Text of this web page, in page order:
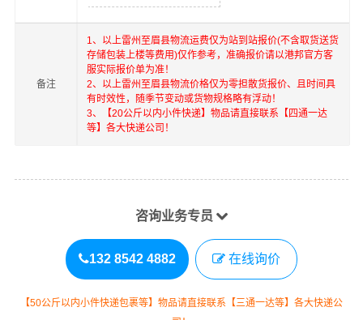
备注
1、以上雷州 至眉县物流运费仅为站到站报价(不含取货送货
存储包装上楼等费用)仅作参考，准确报价请以港邦官方客
服实际报价单为准！
2、以上雷州 至眉县物流价格仅为零担散货报价、且时间具
有时效性，随季节变动或货物规格略有浮动！
3、【20公斤以内小件快递】物品请直接联系【四通一达
等】各大快递公司！
咨询业务专员
132 8542 4882 在线询价
【50公斤以内小件快递包裹等】物品请直接联系【三通一达等】各大快递公